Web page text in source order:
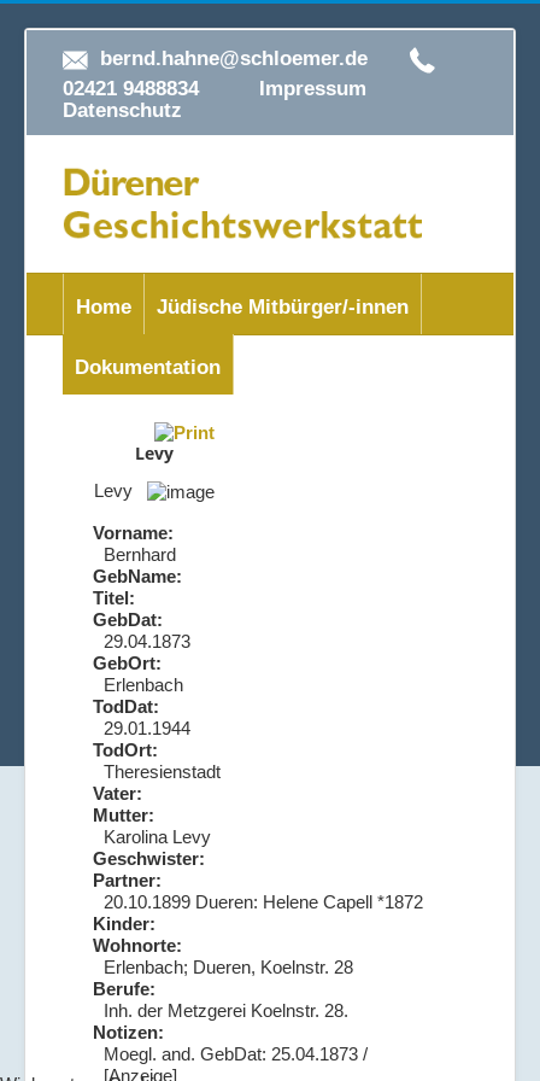
bernd.hahne@schloemer.de
02421 9488834 Impressum
Datenschutz
Home Jüdische Mitbürger/-innen
Dokumentation
Levy
Levy
Vorname:
Bernhard
GebName:
Titel:
GebDat:
29.04.1873
GebOrt:
Erlenbach
TodDat:
29.01.1944
TodOrt:
Theresienstadt
Vater:
Mutter:
Karolina Levy
Geschwister:
Partner:
20.10.1899 Dueren: Helene Capell *1872
Kinder:
Wohnorte:
Erlenbach; Dueren, Koelnstr. 28
Berufe:
Inh. der Metzgerei Koelnstr. 28.
Notizen:
Moegl. and. GebDat: 25.04.1873 /
[Anzeige]